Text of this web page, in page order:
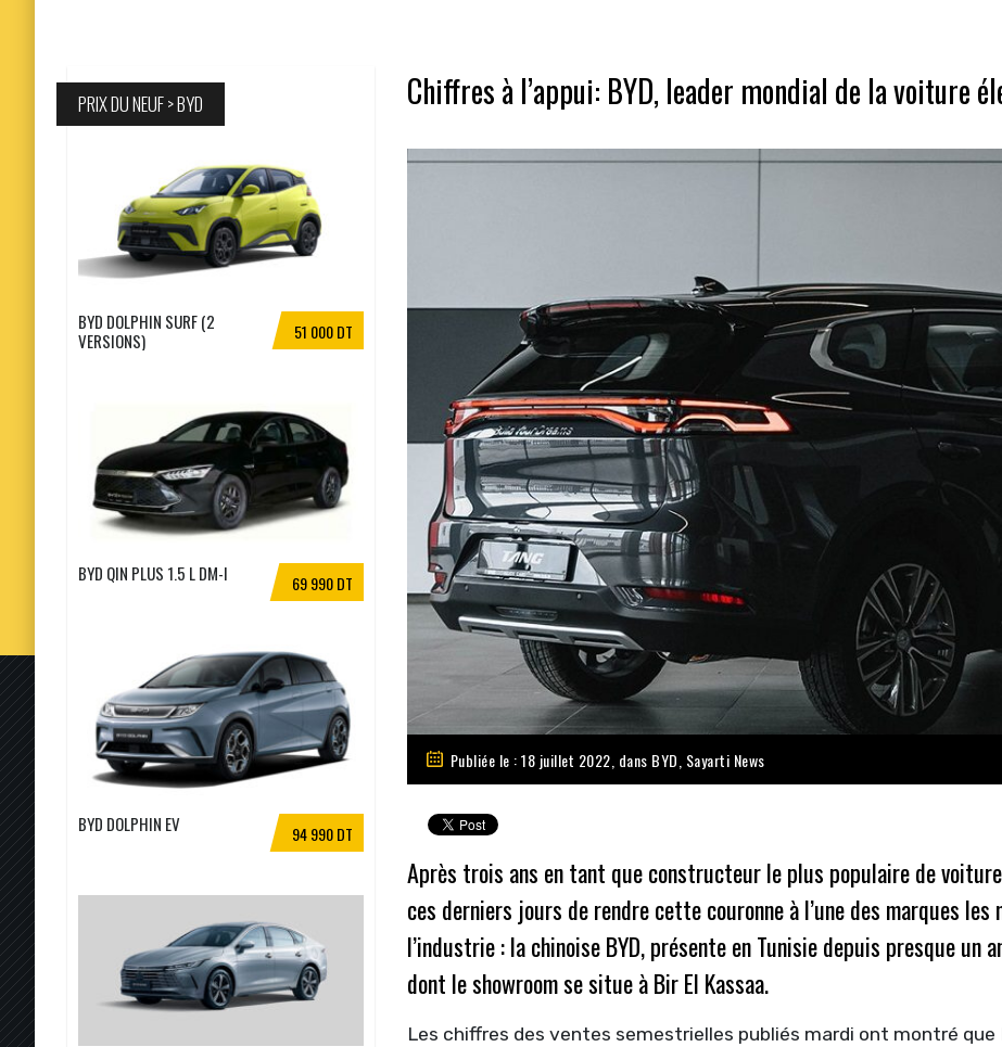
Chiffres à l’appui: BYD, leader mondial de la voiture
Publiée le : 18 juillet 2022, dans BYD Sayarti News
Après trois ans en tant que constructeur le plus populaire de
ces derniers jours de rendre cette couronne à l’une des marques
l’industrie : la chinoise BYD, présente en Tunisie depuis presque un
dont le showroom se situe à Bir El Kassaa.
Les chiffres des ventes semestrielles publiés mardi ont montré
PRIX DU NEUF > BYD
51 000 DT
BYD DOLPHIN SURF (2
VERSIONS)
69 990 DT
BYD QIN PLUS 1.5 L DM-I
94 990 DT
BYD DOLPHIN EV